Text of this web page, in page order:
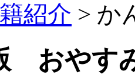
紹介 > か
おやす